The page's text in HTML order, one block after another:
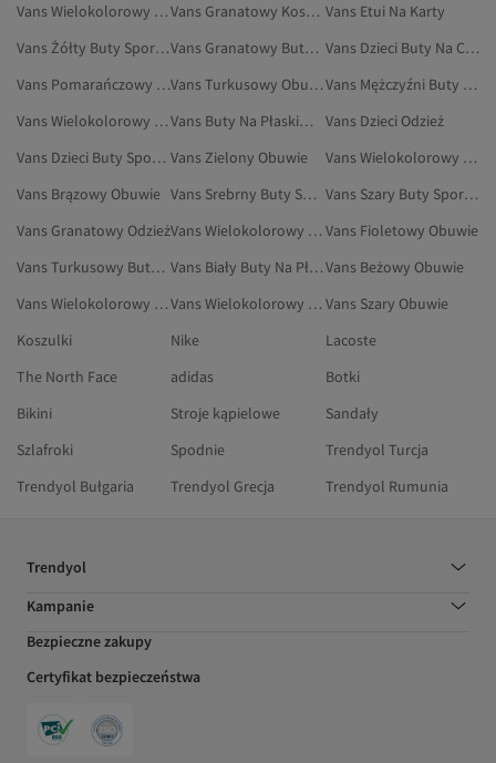
Vans Wielokolorowy Skarpety
Vans Granatowy Koszulki Sportowe Vans Etui Na Karty
Vans Żółty Buty Sportowe
Vans Granatowy Buty Sportowe
Vans Dzieci Buty Na Co Dzień
Vans Pomarańczowy Sneakersy
Vans Turkusowy Obuwie
Vans Mężczyźni Buty Do Chodzenia
Vans Wielokolorowy Buty Na Płaskim Obcasie
Vans Buty Na Płaskim Obcasie
Vans Dzieci Odzież
Vans Dzieci Buty Sportowe Vans Zielony Obuwie
Vans Wielokolorowy Bielizna I Piżamy
Vans Brązowy Obuwie
Vans Srebrny Buty Sportowe
Vans Szary Buty Sportowe
Vans Granatowy Odzież
Vans Wielokolorowy Odzież Vans Fioletowy Obuwie
Vans Turkusowy Buty Sportowe
Vans Biały Buty Na Płaskim ObcasieVans Beżowy Obuwie
Vans Wielokolorowy Sneakersy
Vans Wielokolorowy Obuwie Vans Szary Obuwie
Koszulki
Nike
Lacoste
The North Face
adidas
Botki
Bikini
Stroje kąpielowe
Sandały
Szlafroki
Spodnie
Trendyol Turcja
Trendyol Bułgaria
Trendyol Grecja Trendyol Rumunia
Trendyol
Kampanie
Bezpieczne zakupy
Certyfikat bezpieczeństwa